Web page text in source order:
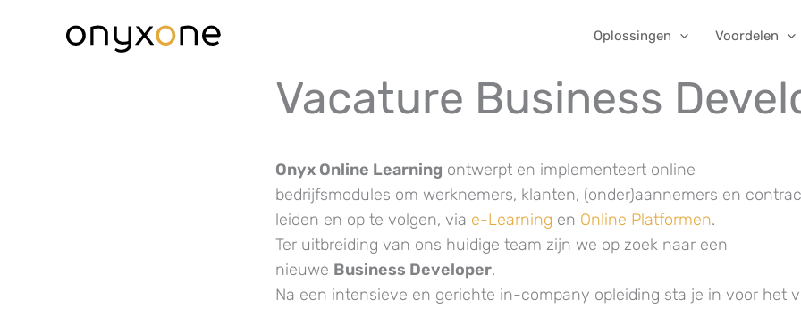
Oplossingen Voordelen
Vacature Business
Onyx Online Learning ontwerpt en implementeert online
bedrijfsmodules om werknemers, klanten, (onder)aannemers en
leiden en op te volgen, via e-Learning en Online Platformen.
Ter uitbreiding van ons huidige team zijn we op zoek naar een
nieuwe Business Developer.
Na een intensieve en gerichte in-company opleiding sta je in voor het